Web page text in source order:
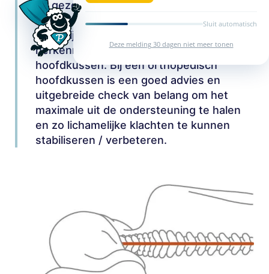
Sluit automatisch
Deze melding 30 dagen niet meer tonen
de gezondheid / het lichaam stelt om
lichamelijke ongemakken te verminderen.
Vaak zijn deze hoofdkussens te
herkennen aan de golf in de vorm van het
hoofdkussen. Bij een orthopedisch
hoofdkussen is een goed advies en
uitgebreide check van belang om het
maximale uit de ondersteuning te halen
en zo lichamelijke klachten te kunnen
stabiliseren / verbeteren.